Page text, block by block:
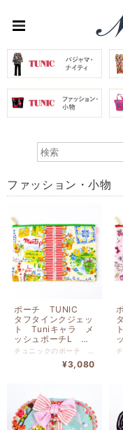
ファッション・小物
ポーチ TUNIC
タフタインクジェッ
ト Tuniキャラ メ
ッシュポーチL イ
エロー 17475-B
¥3,080